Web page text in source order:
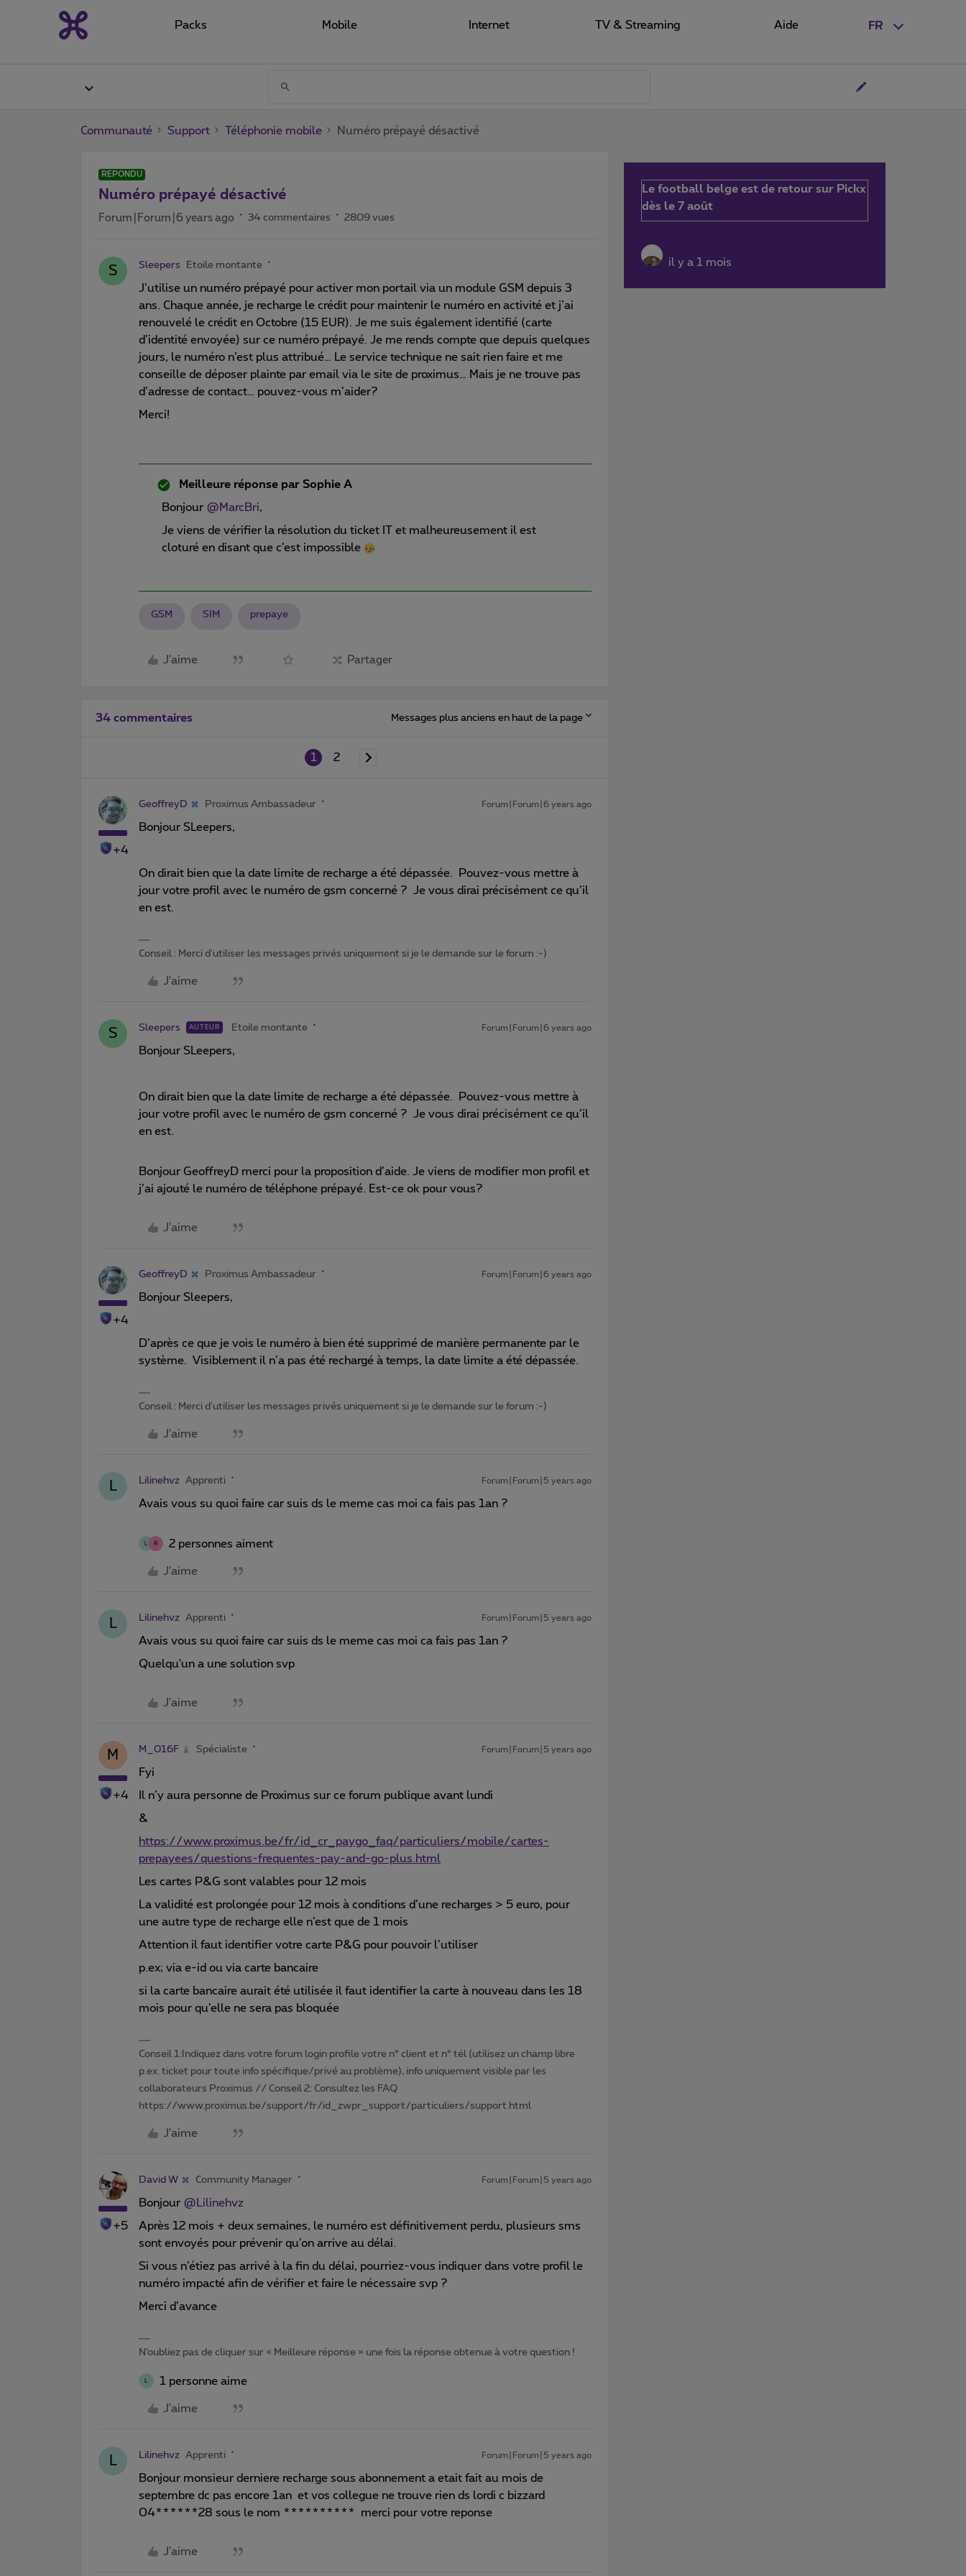
FR
Packs Mobile Internet TV & Streaming Aide
Communauté Support Téléphonie mobile Numéro prépayé désactivé
RÉPONDU
Numéro prépayé désactivé
Forum|Forum|6 years ago 34 commentaires 2809 vues
S Sleepers Etoile montante
J’utilise un numéro prépayé pour activer mon portail via un module GSM depuis 3
ans. Chaque année, je recharge le crédit pour maintenir le numéro en activité et j’ai
renouvelé le crédit en Octobre (15 EUR). Je me suis également identifié (carte
d’identité envoyée) sur ce numéro prépayé. Je me rends compte que depuis quelques
jours, le numéro n’est plus attribué… Le service technique ne sait rien faire et me
conseille de déposer plainte par email via le site de proximus… Mais je ne trouve pas
d’adresse de contact… pouvez-vous m’aider?
Merci!
Meilleure réponse par Sophie A
Bonjour @MarcBri,
Je viens de vérifier la résolution du ticket IT et malheureusement il est
cloturé en disant que c’est impossible
GSM SIM prepaye
J'aime Partager
34 commentaires Messages plus anciens en haut de la page
1 2
+4
GeoffreyD Proximus Ambassadeur Forum|Forum|6 years ago
Bonjour SLeepers,
On dirait bien que la date limite de recharge a été dépassée. Pouvez-vous mettre à
jour votre profil avec le numéro de gsm concerné ? Je vous dirai précisément ce qu’il
en est.
Conseil : Merci d'utiliser les messages privés uniquement si je le demande sur le forum :-)
J'aime
S Sleepers AUTEUR Etoile montante Forum|Forum|6 years ago
Bonjour SLeepers,
On dirait bien que la date limite de recharge a été dépassée. Pouvez-vous mettre à
jour votre profil avec le numéro de gsm concerné ? Je vous dirai précisément ce qu’il
en est.
Bonjour GeoffreyD merci pour la proposition d’aide. Je viens de modifier mon profil et
j’ai ajouté le numéro de téléphone prépayé. Est-ce ok pour vous?
J'aime
+4
GeoffreyD Proximus Ambassadeur Forum|Forum|6 years ago
Bonjour Sleepers,
D’après ce que je vois le numéro à bien été supprimé de manière permanente par le
système. Visiblement il n’a pas été rechargé à temps, la date limite a été dépassée.
Conseil : Merci d'utiliser les messages privés uniquement si je le demande sur le forum :-)
J'aime
L Lilinehvz Apprenti Forum|Forum|5 years ago
Avais vous su quoi faire car suis ds le meme cas moi ca fais pas 1an ?
R 2 personnes aiment
J'aime
L Lilinehvz Apprenti Forum|Forum|5 years ago
Avais vous su quoi faire car suis ds le meme cas moi ca fais pas 1an ?
Quelqu'un a une solution svp
J'aime
M
+4
M_016F Spécialiste Forum|Forum|5 years ago
Fyi
Il n’y aura personne de Proximus sur ce forum publique avant lundi
&
https://www.proximus.be/fr/id_cr_paygo_faq/particuliers/mobile/cartes-
prepayees/questions-frequentes-pay-and-go-plus.html
Les cartes P&G sont valables pour 12 mois
La validité est prolongée pour 12 mois à conditions d’une recharges > 5 euro, pour
une autre type de recharge elle n’est que de 1 mois
Attention il faut identifier votre carte P&G pour pouvoir l’utiliser
p.ex; via e-id ou via carte bancaire
si la carte bancaire aurait été utilisée il faut identifier la carte à nouveau dans les 18
mois pour qu’elle ne sera pas bloquée
Conseil 1:Indiquez dans votre forum login profile votre n° client et n° tél (utilisez un champ libre
p.ex. ticket pour toute info spécifique/privé au problème), info uniquement visible par les
collaborateurs Proximus // Conseil 2: Consultez les FAQ
https://www.proximus.be/support/fr/id_zwpr_support/particuliers/support.html
J'aime
+5
David W Community Manager Forum|Forum|5 years ago
Bonjour @Lilinehvz
Après 12 mois + deux semaines, le numéro est définitivement perdu, plusieurs sms
sont envoyés pour prévenir qu’on arrive au délai.
Si vous n’étiez pas arrivé à la fin du délai, pourriez-vous indiquer dans votre profil le
numéro impacté afin de vérifier et faire le nécessaire svp ?
Merci d’avance
N’oubliez pas de cliquer sur « Meilleure réponse » une fois la réponse obtenue à votre question !
1 personne aime
J'aime
L Lilinehvz Apprenti Forum|Forum|5 years ago
Bonjour monsieur derniere recharge sous abonnement a etait fait au mois de
septembre dc pas encore 1an et vos collegue ne trouve rien ds lordi c bizzard
04******28 sous le nom ********** merci pour votre reponse
J'aime
Le football belge est de retour sur Pickx
dès le 7 août
il y a 1 mois